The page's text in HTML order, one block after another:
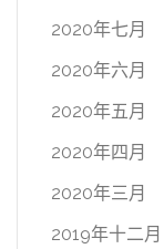
2020年七月
2020年六月
2020年五月
2020年四月
2020年三月
2019年十二月